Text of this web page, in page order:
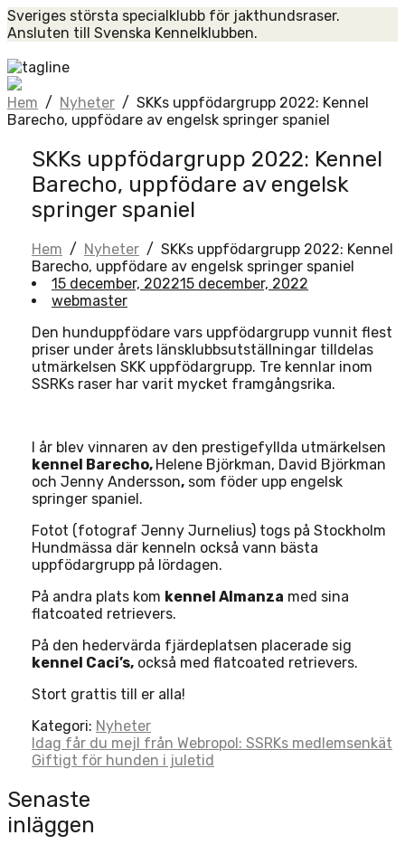
Skip
to
Sveriges största specialklubb för jakthundsraser.
Ansluten till Svenska Kennelklubben.
Hem / Nyheter / SKKs uppfödargrupp 2022: Kennel
Barecho, uppfödare av engelsk springer spaniel
SKKs uppfödargrupp 2022: Kennel
Barecho, uppfödare av engelsk
springer spaniel
Hem / Nyheter / SKKs uppfödargrupp 2022: Kennel
Barecho, uppfödare av engelsk springer spaniel
15 december, 202215 december, 2022
webmaster
Den hunduppfödare vars uppfödargrupp vunnit flest
priser under årets länsklubbsutställningar tilldelas
utmärkelsen SKK uppfödargrupp. Tre kennlar inom
SSRKs raser har varit mycket framgångsrika.
I år blev vinnaren av den prestigefyllda utmärkelsen
kennel Barecho, Helene Björkman, David Björkman
och Jenny Andersson, som föder upp engelsk
springer spaniel.
Fotot (fotograf Jenny Jurnelius) togs på Stockholm
Hundmässa där kenneln också vann bästa
uppfödargrupp på lördagen.
På andra plats kom kennel Almanza med sina
flatcoated retrievers.
På den hedervärda fjärdeplatsen placerade sig
kennel Caci’s, också med flatcoated retrievers.
Stort grattis till er alla!
Kategori: Nyheter
Post
navigation
Idag får du mejl från Webropol: SSRKs medlemsenkät
Giftigt för hunden i juletid
Senaste
inläggen